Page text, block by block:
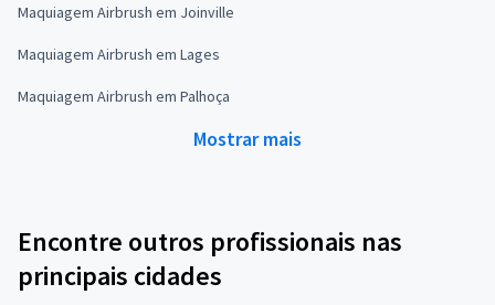
Maquiagem Airbrush em Joinville
Maquiagem Airbrush em Lages
Maquiagem Airbrush em Palhoça
Mostrar mais
Encontre outros profissionais nas
principais cidades